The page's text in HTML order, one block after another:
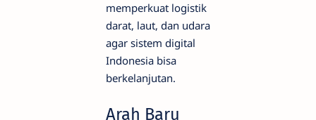
memperkuat logistik
darat, laut, dan udara
agar sistem digital
Indonesia bisa
berkelanjutan.
Arah Baru